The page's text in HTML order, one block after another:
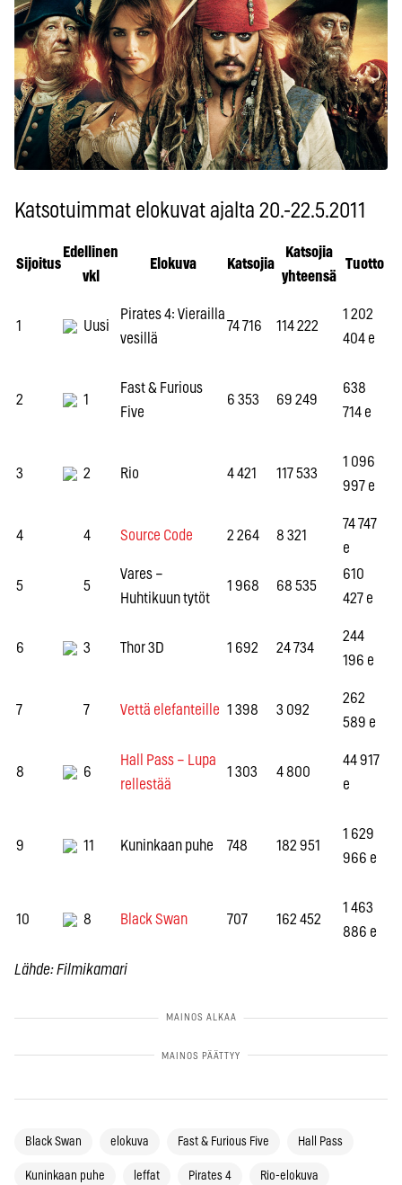
Katsotuimmat elokuvat ajalta 20.-22.5.2011
Sijoitus
Edellinen
vkl
Elokuva Katsojia
Katsojia
yhteensä
Tuotto
1 Uusi
Pirates 4: Vierailla
vesillä
74 716 114 222
1 202
404 e
2 1
Fast & Furious
Five
6 353 69 249
638
714 e
3 2 Rio 4 421 117 533
1 096
997 e
4 4 Source Code 2 264 8 321
74 747
e
5 5
Vares –
Huhtikuun tytöt
1 968 68 535
610
427 e
6 3 Thor 3D 1 692 24 734
244
196 e
7 7 Vettä elefanteille 1 398 3 092
262
589 e
8 6
Hall Pass – Lupa
rellestää
1 303 4 800
44 917
e
9 11 Kuninkaan puhe 748 182 951
1 629
966 e
10 8 Black Swan 707 162 452
1 463
886 e
Lähde: Filmikamari
Black Swan elokuva Fast & Furious Five Hall Pass
Kuninkaan puhe leffat Pirates 4 Rio-elokuva